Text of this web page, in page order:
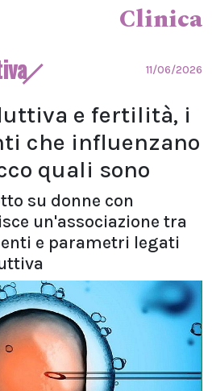
Clinica
11/06/2026
e fertilità, i
che influenzano
quali sono
su donne con
un'associazione tra
e parametri legati